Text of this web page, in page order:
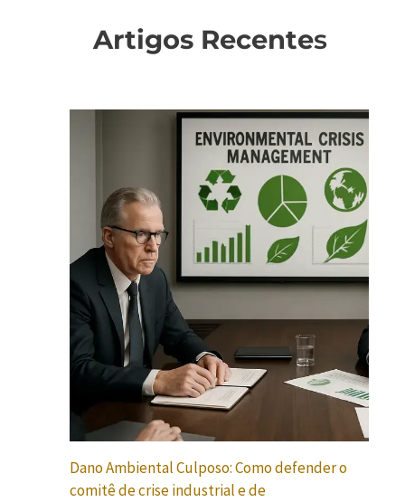
Artigos Recentes
Dano Ambiental Culposo: Como defender o
comitê de crise industrial e de